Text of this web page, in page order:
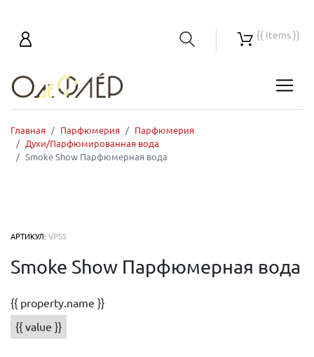
{{ items }}
Главная Парфюмерия
Парфюмерия
Духи/Парфюмированная вода
Smoke Show Парфюмерная вода
АРТИКУЛ: VPSS
Smoke Show Парфюмерная вода
{{ property.name }}
{{ value }}